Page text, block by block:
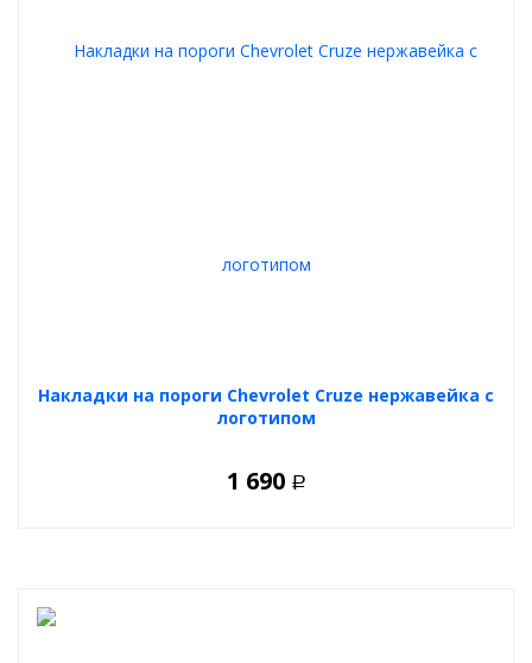
Накладки на пороги Chevrolet Cruze нержавейка с
логотипом
1 690 Р